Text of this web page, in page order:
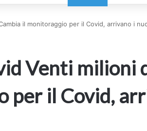
il monitoraggio per il Covid, arrivano i
Venti milioni
per il Covid,